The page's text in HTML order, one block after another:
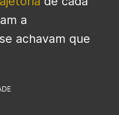
a
achavam que